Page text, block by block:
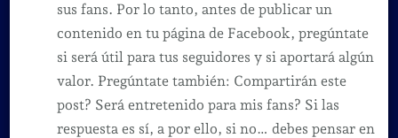
sus fans. Por lo tanto, antes de publicar un
contenido en tu página de Facebook, pregúntate
si será útil para tus seguidores y si aportará algún
valor. Pregúntate también: Compartirán este
post? Será entretenido para mis fans? Si las
respuesta es sí, a por ello, si no… debes pensar en